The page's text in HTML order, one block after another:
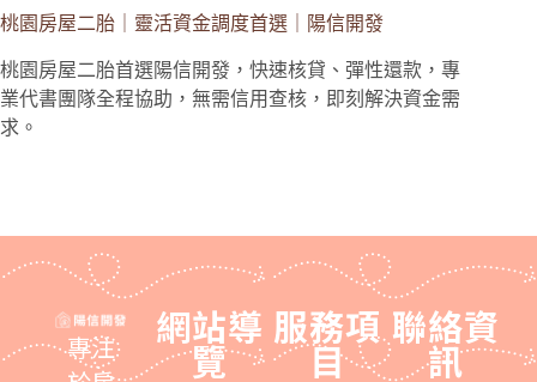
桃園房屋二胎｜靈活資金調度首選｜陽信開發
桃園房屋二胎首選陽信開發，快速核貸、彈性還款，專
業代書團隊全程協助，無需信用查核，即刻解決資金需
求。
專注
網站導
覽
服務項
目
聯絡資
訊